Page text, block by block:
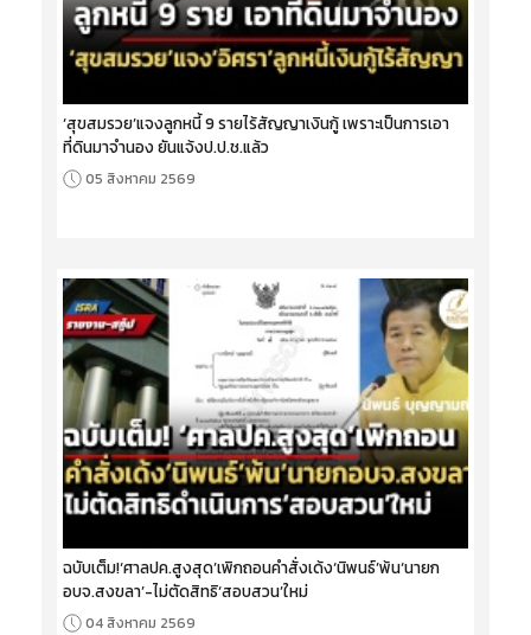
‘สุขสมรวย’แจงลูกหนี้ 9 รายไร้สัญญาเงินกู้ เพราะเป็นการเอา
ที่ดินมาจำนอง ยันแจ้งป.ป.ช.แล้ว
05 สิงหาคม 2569
ฉบับเต็ม!‘ศาลปค.สูงสุด’เพิกถอนคำสั่งเด้ง‘นิพนธ์’พ้น‘นายก
อบจ.สงขลา’-ไม่ตัดสิทธิ‘สอบสวน’ใหม่
04 สิงหาคม 2569